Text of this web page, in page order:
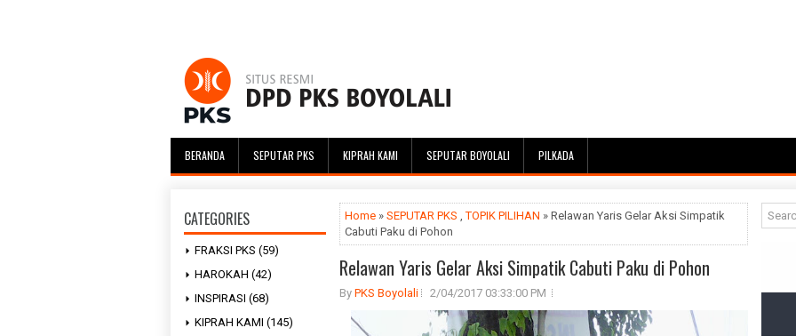
BERANDA SEPUTAR PKS KIPRAH KAMI SEPUTAR BOYOLALI PILKADA
CATEGORIES
FRAKSI PKS (59)
HAROKAH (42)
INSPIRASI (68)
KIPRAH KAMI (145)
Home » SEPUTAR PKS ,TOPIK PILIHAN » Relawan Yaris Gelar Aksi Simpatik
Cabuti Paku di Pohon
Relawan Yaris Gelar Aksi Simpatik Cabuti Paku di Pohon
By PKS Boyolali 2/04/2017 03:33:00 PM